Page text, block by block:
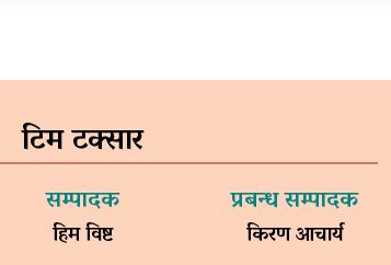
टिम टक्सार
सम्पादक
हिम विष्ट
प्रबन्ध सम्पादक
किरण आचार्य